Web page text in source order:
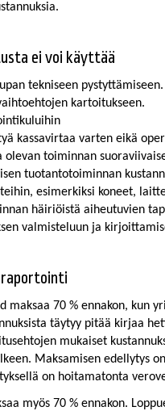
ei voi käyttää
tekniseen
kartoitukseen.
kassavirtaa varten eikä
olevan toiminnan
tuotantotoiminnan
esimerkiksi koneet,
häiriöistä aiheutuvien
valmisteluun ja
raportointi
maksaa 70 % ennakon, kun
täytyy pitää kirjaa
mukaiset
Maksamisen edellytys
on hoitamatonta
myös 70 % ennakon.